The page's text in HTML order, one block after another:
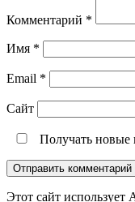
Комментарий *
Имя *
Email *
Сайт
Получать новые
Этот сайт использует